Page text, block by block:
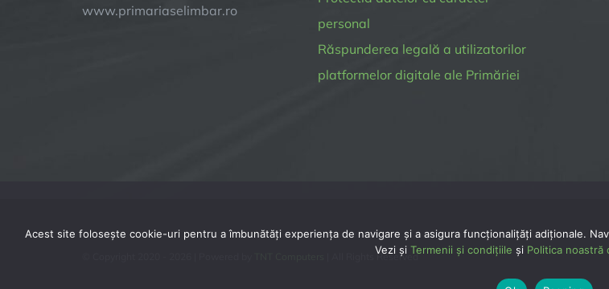
www.primariaselimbar.ro
personal
Răspunderea legală a utilizatorilor
platformelor digitale ale Primăriei
| All Rights Reserved
Acest site folosește cookie-uri pentru a îmbunătăți experiența de navigare și a asigura funcționalițăți adiționale.
Vezi și Termenii și condițiile și Politica